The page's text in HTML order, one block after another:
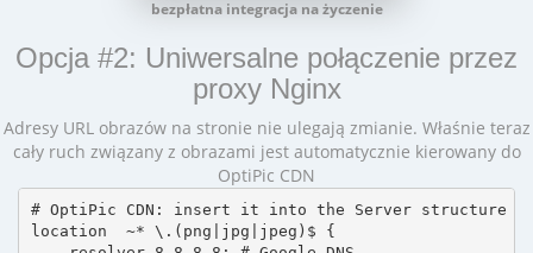
bezpłatna integracja na życzenie
Opcja #2: Uniwersalne połączenie przez
proxy Nginx
Adresy URL obrazów na stronie nie ulegają zmianie. Właśnie teraz
cały ruch związany z obrazami jest automatycznie kierowany do
OptiPic CDN
# OptiPic CDN: insert it into the Server structure
location  ~* \.(png|jpg|jpeg)$ {